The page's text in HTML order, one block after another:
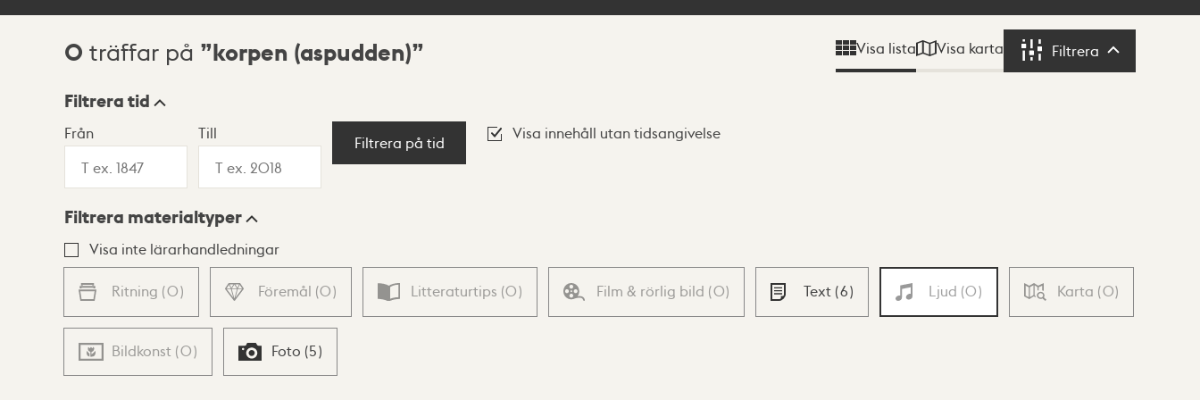
Sökresultat
0 träffar på korpen (aspudden) Visa lista Visa karta Filtrera Filtrera
Visningsläge
Lista Karta
Filtrera tid
Från Till
Filtrera på tid
Visa innehåll utan tidsangivelse
Filtrera materialtyper
Visa inte lärarhandledningar
Ritning (0) Föremål (0) Litteraturtips (0) Film & rörlig bild (0) Text (6) Ljud (0) Karta (0)
Bildkonst (0) Foto (5)